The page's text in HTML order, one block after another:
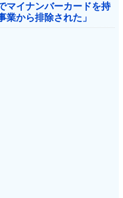
マイナンバーカードを持
業から排除された」